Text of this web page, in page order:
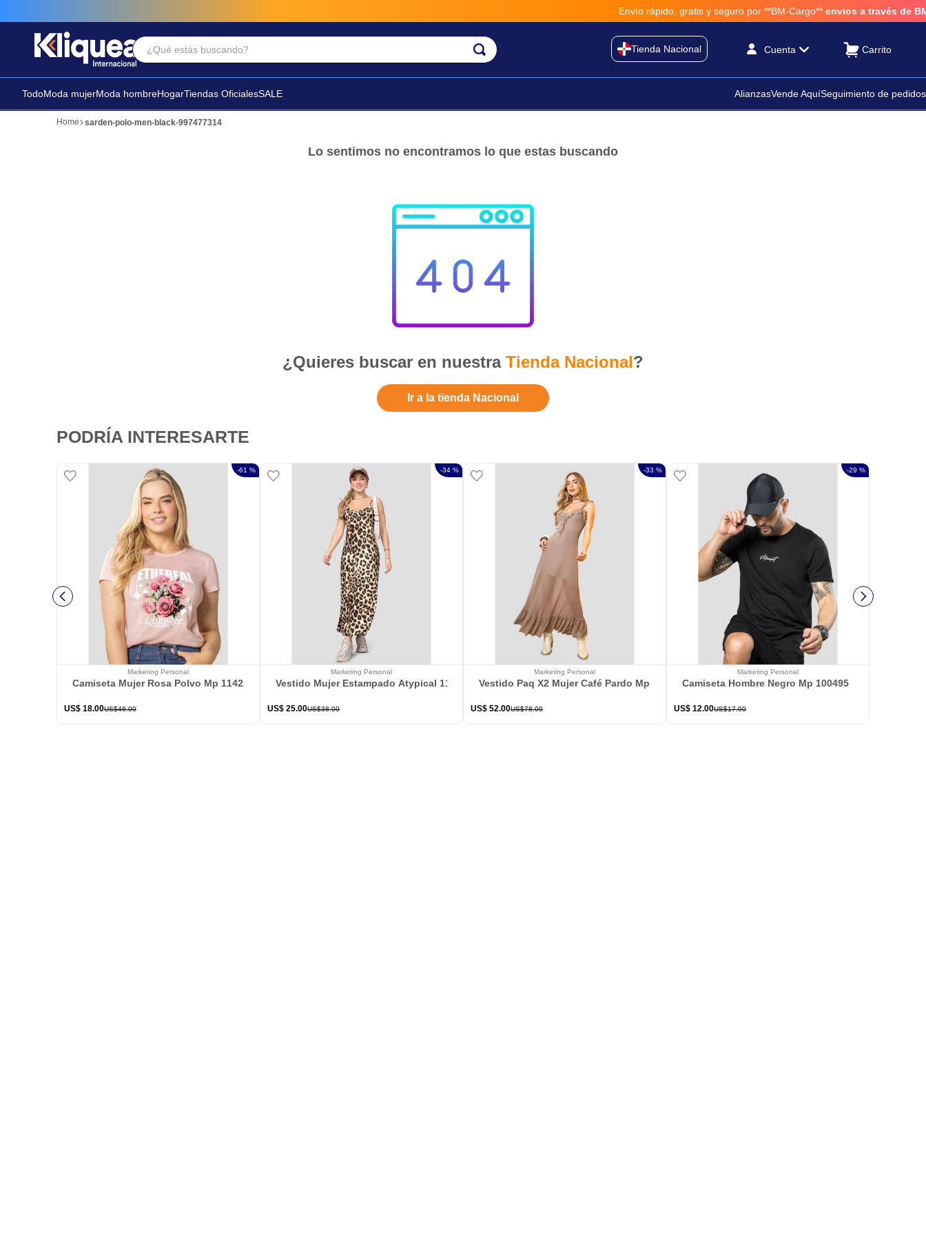
Envío rápido, gratis y seguro por **BM-Cargo** envios a través de BM-
¿Qué estás buscando?
Tienda Nacional Cuenta
TodoModa mujerModa hombreHogarTiendas OficialesSALE AlianzasVende AquíSeguimiento de pedidos
sarden-polo-men-black-997477314
Lo sentimos no encontramos lo que estas buscando
¿Quieres buscar en nuestra Tienda Nacional?
Ir a la tienda Nacional
PODRÍA INTERESARTE
-61 %
Marketing Personal
Camiseta Mujer Rosa Polvo Mp 114226
US$46.00
US$ 18.00
-34 %
Marketing Personal
Vestido Mujer Estampado Atypical 113802
US$38.00
US$ 25.00
-33 %
Marketing Personal
Vestido Paq X2 Mujer Café Pardo Mp 114363
US$78.00
US$ 52.00
-29 %
Marketing Personal
Camiseta Hombre Negro Mp 100495
US$17.00
US$ 12.00
Términos Más Buscados
2. sandalia